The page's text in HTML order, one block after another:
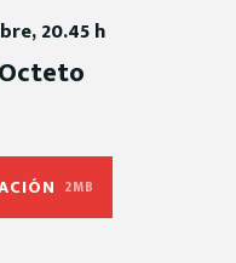
20.45 h
2MB